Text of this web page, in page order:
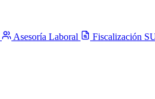
Asesoría Laboral Fiscalización